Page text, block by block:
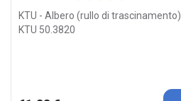
KTU - Albero (rullo di trascinamento)
KTU 50.3820